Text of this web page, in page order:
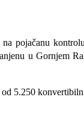
pojačanu
u Gornjem
5.250